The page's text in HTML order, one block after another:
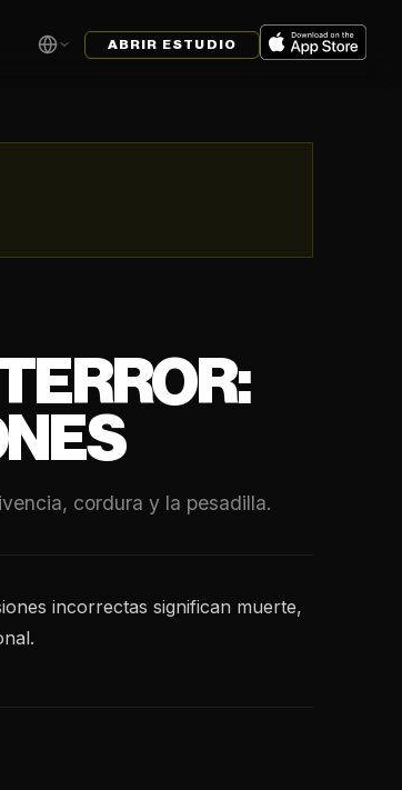
ABRIR ESTUDIO
cordura y la pesadilla.
incorrectas significan muerte,